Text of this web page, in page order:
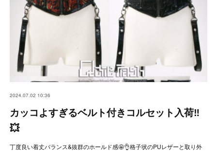
2024.07.02 10:36
カッコよすぎるベルト付きコルセット入荷‼️
💥
丁度良い着丈バランス&抜群のホールド感🤩👌格子状のPUレザーと取り外